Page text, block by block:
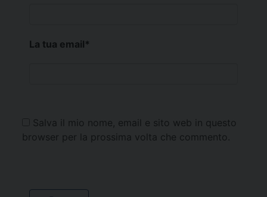
La tua email*
Salva il mio nome, email e sito web in questo
browser per la prossima volta che commento.